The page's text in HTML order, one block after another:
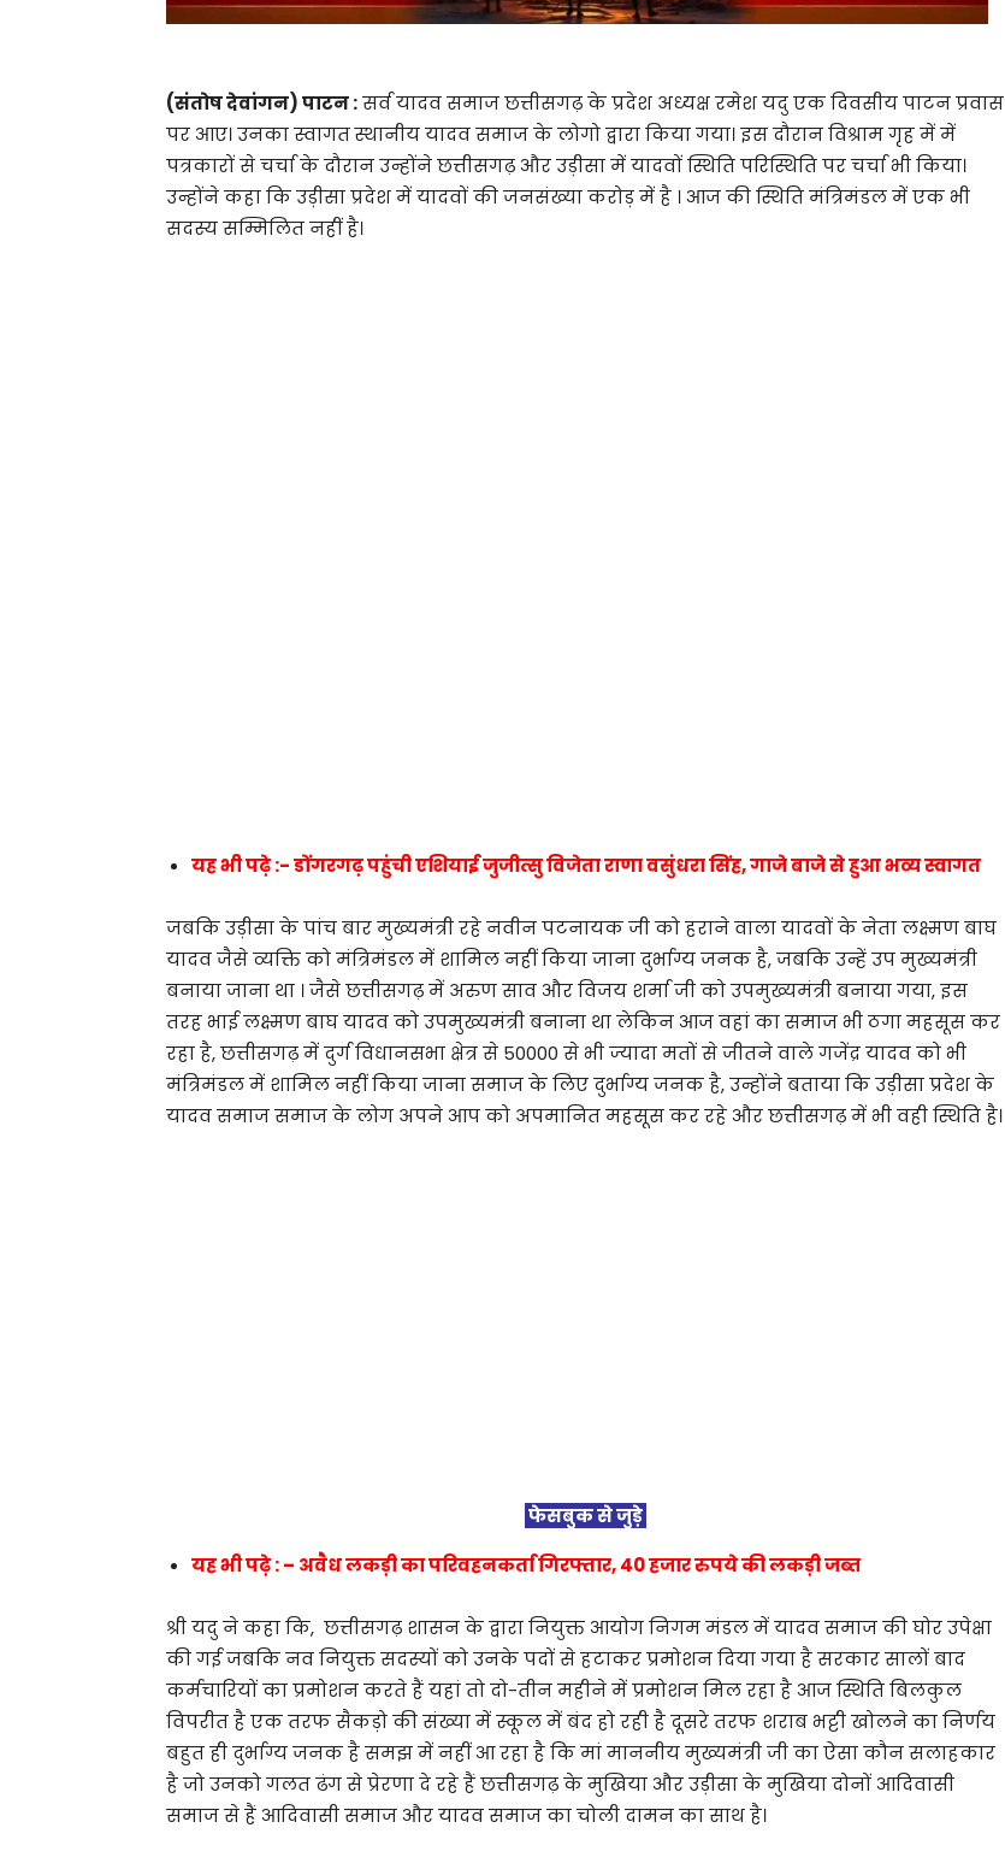
(संतोष देवांगन) पाटन :सर्व यादव समाज छत्तीसगढ़ के प्रदेश अध्यक्ष रमेश यदु एक दिवसीय पाटन प्रवास
पर आए। उनका स्वागत स्थानीय यादव समाज के लोगो द्वारा किया गया। इस दौरान विश्राम गृह में में
पत्रकारों से चर्चा के दौरान उन्होंने छत्तीसगढ़ और उड़ीसा में यादवों स्थिति परिस्थिति पर चर्चा भी किया।
उन्होंने कहा कि उड़ीसा प्रदेश में यादवों की जनसंख्या करोड़ में है । आज की स्थिति मंत्रिमंडल में एक भी
सदस्य सम्मिलित नहीं है।
यह भी पढ़े :- डोंगरगढ़ पहुंची एशियाई जुजीत्सु विजेता राणा वसुंधरा सिंह, गाजे बाजे से हुआ भव्य स्वागत
जबकि उड़ीसा के पांच बार मुख्यमंत्री रहे नवीन पटनायक जी को हराने वाला यादवों के नेता लक्ष्मण बाघ
यादव जैसे व्यक्ति को मंत्रिमंडल में शामिल नहीं किया जाना दुर्भाग्य जनक है, जबकि उन्हें उप मुख्यमंत्री
बनाया जाना था । जैसे छत्तीसगढ़ में अरुण साव और विजय शर्मा जी को उपमुख्यमंत्री बनाया गया, इस
तरह भाई लक्ष्मण बाघ यादव को उपमुख्यमंत्री बनाना था लेकिन आज वहां का समाज भी ठगा महसूस कर
रहा है, छत्तीसगढ़ में दुर्ग विधानसभा क्षेत्र से 50000 से भी ज्यादा मतों से जीतने वाले गजेंद्र यादव को भी
मंत्रिमंडल में शामिल नहीं किया जाना समाज के लिए दुर्भाग्य जनक है, उन्होंने बताया कि उड़ीसा प्रदेश के
यादव समाज समाज के लोग अपने आप को अपमानित महसूस कर रहे और छत्तीसगढ़ में भी वही स्थिति है।
फेसबुक से जुड़े
यह भी पढ़े : – अवैध लकड़ी का परिवहनकर्ता गिरफ्तार, 40 हजार रुपये की लकड़ी जब्त
श्री यदु ने कहा कि, छत्तीसगढ़ शासन के द्वारा नियुक्त आयोग निगम मंडल में यादव समाज की घोर उपेक्षा
की गई जबकि नव नियुक्त सदस्यों को उनके पदों से हटाकर प्रमोशन दिया गया है सरकार सालों बाद
कर्मचारियों का प्रमोशन करते हैं यहां तो दो-तीन महीने में प्रमोशन मिल रहा है आज स्थिति बिलकुल
विपरीत है एक तरफ सैकड़ो की संख्या में स्कूल में बंद हो रही है दूसरे तरफ शराब भट्टी खोलने का निर्णय
बहुत ही दुर्भाग्य जनक है समझ में नहीं आ रहा है कि मां माननीय मुख्यमंत्री जी का ऐसा कौन सलाहकार
है जो उनको गलत ढंग से प्रेरणा दे रहे हैं छत्तीसगढ़ के मुखिया और उड़ीसा के मुखिया दोनों आदिवासी
समाज से हैं आदिवासी समाज और यादव समाज का चोली दामन का साथ है।